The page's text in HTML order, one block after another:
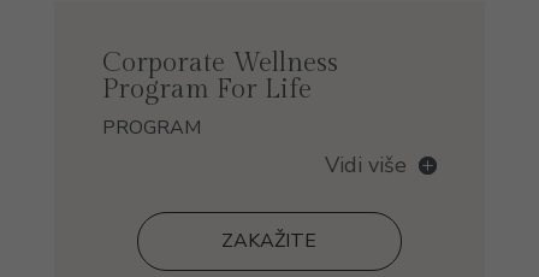
Corporate Wellness
Program For Life
PROGRAM
Vidi više
ZAKAŽITE